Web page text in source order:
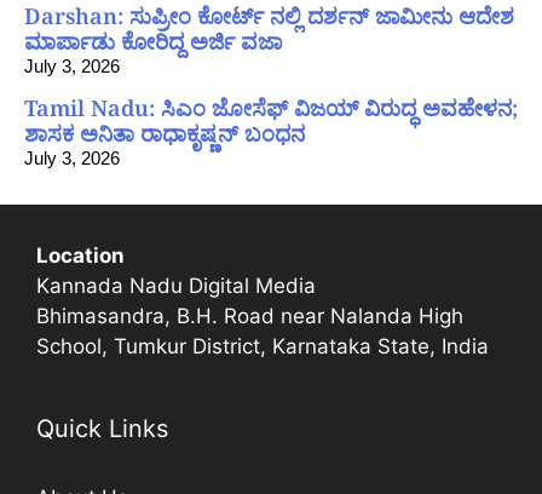
Darshan: ಸುಪ್ರೀಂ ಕೋರ್ಟ್ ನಲ್ಲಿ ದರ್ಶನ್ ಜಾಮೀನು ಆದೇಶ
ಮಾರ್ಪಾಡು ಕೋರಿದ್ದ ಅರ್ಜಿ ವಜಾ
July 3, 2026
Tamil Nadu: ಸಿಎಂ ಜೋಸೆಫ್ ವಿಜಯ್ ವಿರುದ್ಧ ಅವಹೇಳನ;
ಶಾಸಕ ಅನಿತಾ ರಾಧಾಕೃಷ್ಣನ್ ಬಂಧನ
July 3, 2026
Location
Kannada Nadu Digital Media
Bhimasandra, B.H. Road near Nalanda High
School, Tumkur District, Karnataka State, India
Quick Links